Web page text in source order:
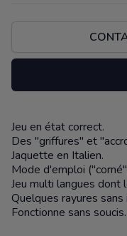
Description
Jeu en état correct.
Des "griffures" et
Jaquette en Italien.
Mode d'emploi
Jeu multi langues dont
Quelques rayures sans
Fonctionne sans soucis.